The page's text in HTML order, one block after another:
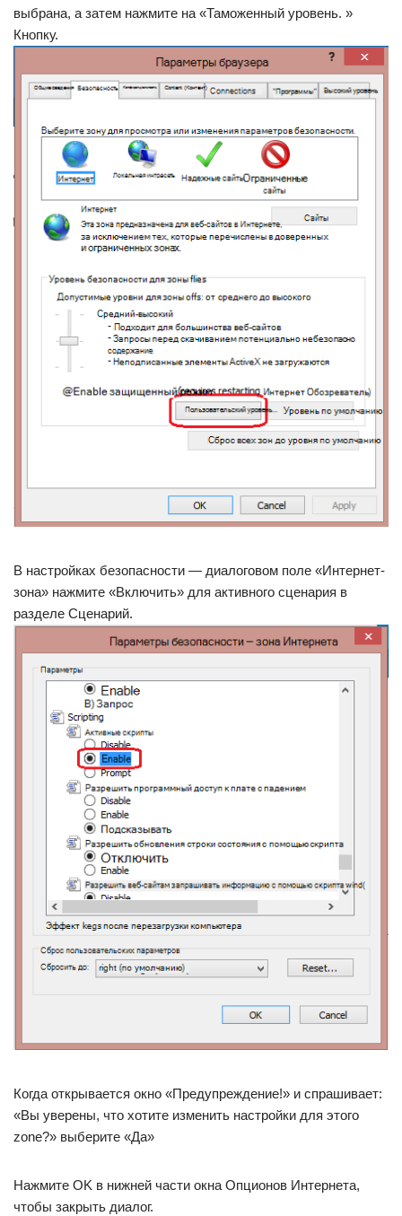
выбрана, а затем нажмите на «Таможенный уровень. »
Кнопку.
В настройках безопасности — диалоговом поле «Интернет-
зона» нажмите «Включить» для активного сценария в
разделе Сценарий.
Когда открывается окно «Предупреждение!» и спрашивает:
«Вы уверены, что хотите изменить настройки для этого
zone?» выберите «Да»
Нажмите OK в нижней части окна Опционов Интернета,
чтобы закрыть диалог.